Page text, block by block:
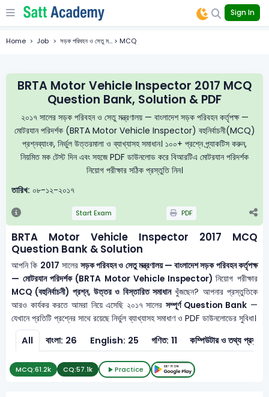
Sign In
Home Job সড়ক পরিবহন ও সেতু ম... > MCQ
BRTA Motor Vehicle Inspector 2017 MCQ
Question Bank, Solution & PDF
২০১৭ সালের সড়ক পরিবহন ও সেতু মন্ত্রণালয় — বাংলাদেশ সড়ক পরিবহন কর্তৃপক্ষ —
মোটরযান পরিদর্শক (BRTA Motor Vehicle Inspector) বহুনির্বাচনী(MCQ)
প্রশ্নব্যাংক, নির্ভুল উত্তরমালা ও ব্যাখ্যাসহ সমাধান। ১০০+ প্রশ্নে প্র্যাকটিস করুন,
নিয়মিত মক টেস্ট দিন এবং সহজে PDF ডাউনলোড করে বিআরটিএ মোটরযান পরিদর্শক
নিয়োগ পরীক্ষার সঠিক প্রস্তুতি নিন।
তারিখ: ০৮-১২-২০১৭
Start Exam PDF
BRTA Motor Vehicle Inspector 2017 MCQ
Question Bank & Solution
আপনি কি 2017 সালের সড়ক পরিবহন ও সেতু মন্ত্রণালয় — বাংলাদেশ সড়ক পরিবহন কর্তৃপক্ষ
— মোটরযান পরিদর্শক (BRTA Motor Vehicle Inspector)নিয়োগ পরীক্ষার
MCQ (বহুনির্বাচনী) প্রশ্ন, উত্তর ও বিস্তারিত সমাধানখুঁজছেন? আপনার প্রস্তুতিকে
আরও কার্যকর করতে আমরা নিয়ে এসেছি ২০১৭ সালেরসম্পূর্ণ Question Bank —
যেখানে প্রতিটি প্রশ্নের সাথে রয়েছে নির্ভুল ব্যাখ্যাসহ সমাধাণ ও PDF ডাউনলোডের সুবিধা।
All বাংলা: 26 English: 25 গণিত: 11 কম্পিউটার ও
MCQ:61.2k CQ:57.1k Practice